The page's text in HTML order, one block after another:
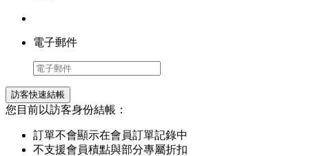
電子郵件
訪客快速結帳
您目前以訪客身份結帳：
訂單不會顯示在會員訂單記錄中
不支援會員積點與部分專屬折扣